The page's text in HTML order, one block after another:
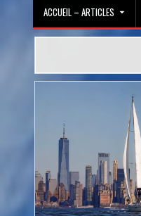
ACCUEIL – ARTICLES